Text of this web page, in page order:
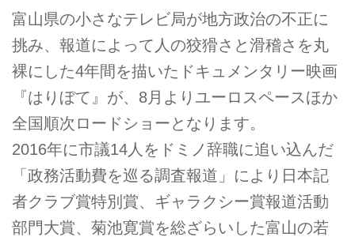
富山県の小さなテレビ局が地方政治の不正に
挑み、報道によって人の狡猾さと滑稽さを丸
裸にした4年間を描いたドキュメンタリー映画
『はりぼて』が、8月よりユーロスペースほか
全国順次ロードショーとなります。
2016年に市議14人をドミノ辞職に追い込んだ
「政務活動費を巡る調査報道」により日本記
者クラブ賞特別賞、ギャラクシー賞報道活動
部門大賞、菊池寛賞を総ざらいした富山の若